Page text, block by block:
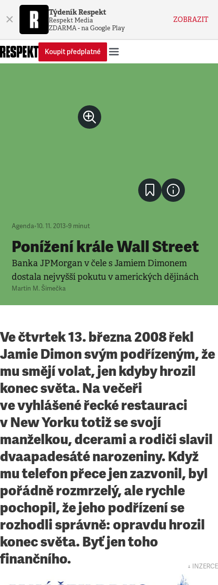
× Týdeník Respekt
Respekt Media
ZDARMA - na Google Play
ZOBRAZIT
Koupit předplatné
Agenda•10. 11. 2013•9 minut
Ponížení krále Wall Street
Banka JPMorgan v čele s Jamiem Dimonem
dostala nejvyšší pokutu v amerických dějinách
Martin M. Šimečka
Ve čtvrtek 13. března 2008 řekl
Jamie Dimon svým podřízeným, že
mu smějí volat, jen kdyby hrozil
konec světa. Na večeři
ve vyhlášené řecké restauraci
v New Yorku totiž se svojí
manželkou, dcerami a rodiči slavil
dvaapadesáté narozeniny. Když
mu telefon přece jen zazvonil, byl
pořádně rozmrzelý, ale rychle
pochopil, že jeho podřízení se
rozhodli správně: opravdu hrozil
konec světa. Byť jen toho
finančního.
↓ INZERCE